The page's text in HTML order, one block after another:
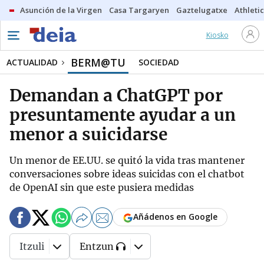
Asunción de la Virgen Casa Targaryen Gaztelugatxe Athletic
Kiosko
ACTUALIDAD BERM@TU SOCIEDAD
Demandan a ChatGPT por
presuntamente ayudar a un
menor a suicidarse
Un menor de EE.UU. se quitó la vida tras mantener
conversaciones sobre ideas suicidas con el chatbot
de OpenAI sin que este pusiera medidas
Añádenos en Google
Itzuli Entzun